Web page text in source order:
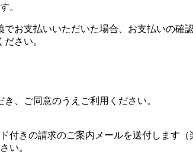
。
お支払いいただいた場合、お支払いの確
ださい。
き、ご同意のうえご利用ください。
付きの請求のご案内メールを送付します
い。